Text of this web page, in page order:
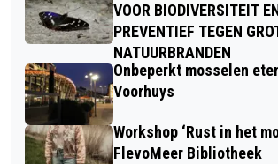
VOOR BIODIVERSITEIT
PREVENTIEF TEGEN
NATUURBRANDEN
Onbeperkt mosselen
Voorhuys
Workshop ‘Rust in het
FlevoMeer Bibliotheek